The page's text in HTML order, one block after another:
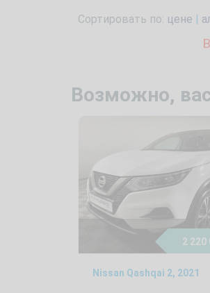
Сортировать по: цене |
Возможно,
2 220
Nissan Qashqai 2, 2021